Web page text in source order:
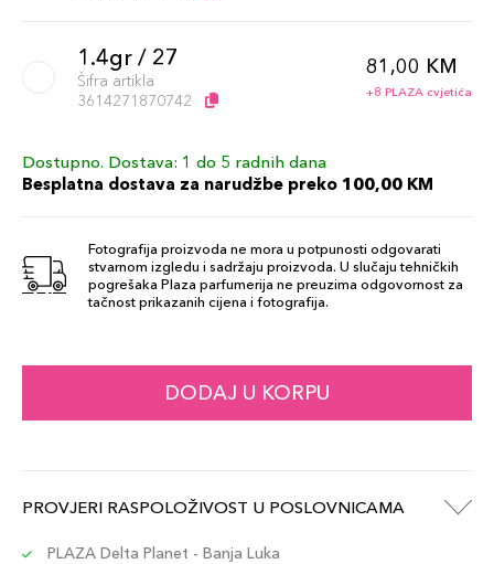
1.4gr / 27
Šifra artikla
3614271870742
81,00 KM
+8 PLAZA cvjetića
1.4gr / 07
Šifra artikla
81,00 KM
1.4gr / 01
Šifra artikla
81,00 KM
1.4gr / 05
Dostupno. Dostava: 1 do 5 radnih dana
Besplatna dostava za narudžbe preko 100,00 KM
Fotografija proizvoda ne mora u potpunosti odgovarati
stvarnom izgledu i sadržaju proizvoda. U slučaju tehničkih
pogrešaka Plaza parfumerija ne preuzima odgovornost za
tačnost prikazanih cijena i fotografija.
DODAJ U KORPU
PROVJERI RASPOLOŽIVOST U POSLOVNICAMA
PLAZA Delta Planet - Banja Luka